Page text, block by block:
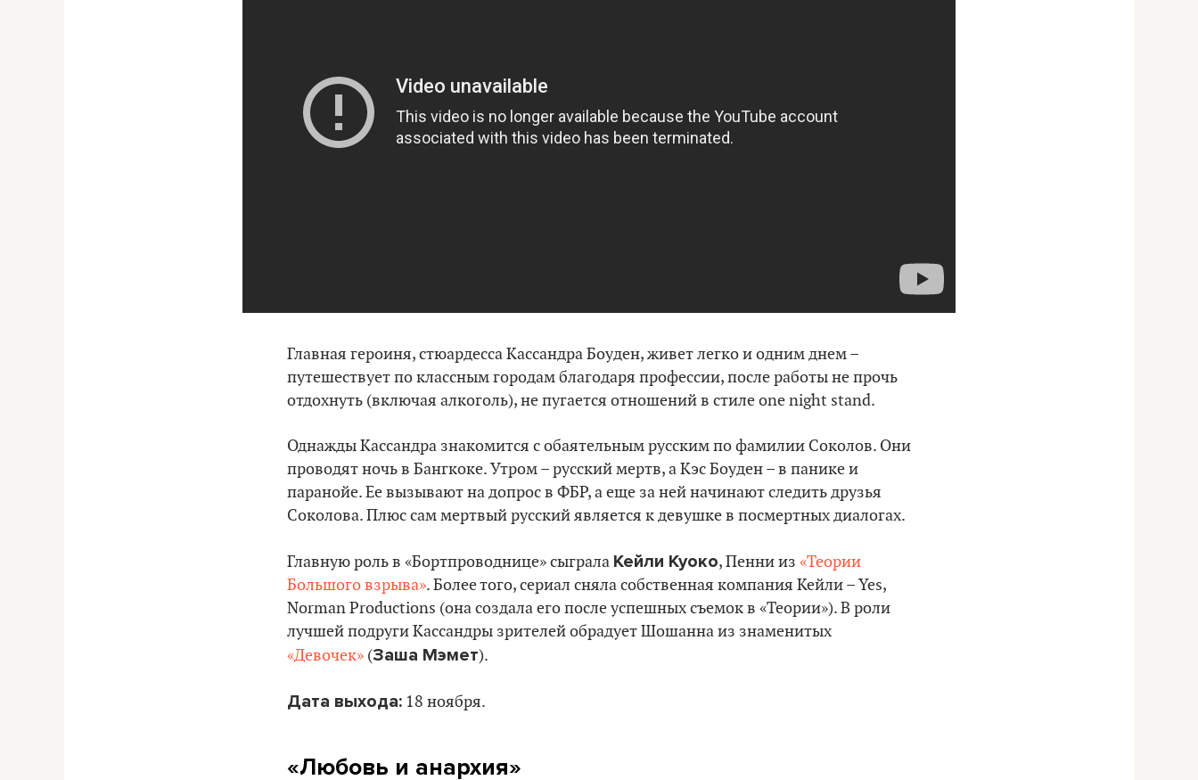
Главная героиня, стюардесса Кассандра Боуден, живет легко и одним днем –
путешествует по классным городам благодаря профессии, после работы не прочь
отдохнуть (включая алкоголь), не пугается отношений в стиле one night stand.
Однажды Кассандра знакомится с обаятельным русским по фамилии Соколов. Они
проводят ночь в Бангкоке. Утром – русский мертв, а Кэс Боуден – в панике и
паранойе. Ее вызывают на допрос в ФБР, а еще за ней начинают следить друзья
Соколова. Плюс сам мертвый русский является к девушке в посмертных диалогах.
Главную роль в «Бортпроводнице» сыграла Кейли Куоко, Пенни из «Теории
Большого взрыва». Более того, сериал сняла собственная компания Кейли – Yes,
Norman Productions (она создала его после успешных съемок в «Теории»). В роли
лучшей подруги Кассандры зрителей обрадует Шошанна из знаменитых
«Девочек» (Заша Мэмет).
Дата выхода: 18 ноября.
«Любовь и анархия»